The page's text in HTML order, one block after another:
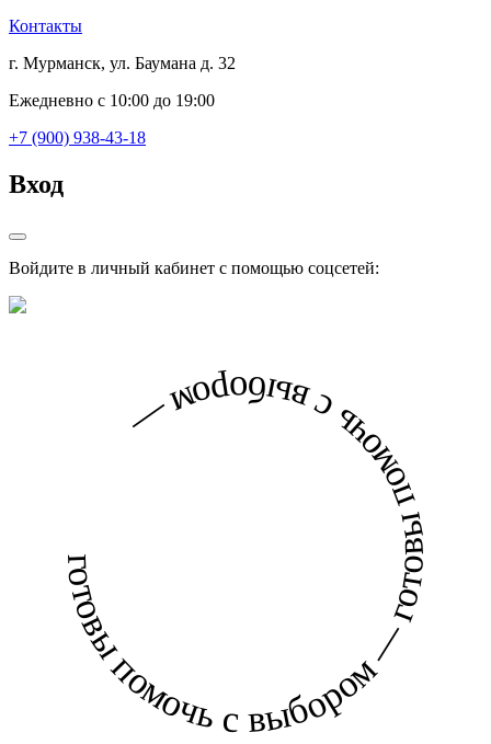
Контакты
г. Мурманск, ул. Баумана д. 32
Ежедневно с 10:00 до 19:00
+7 (900) 938-43-18
Вход
Войдите в личный кабинет с помощью соцсетей:
готовы помочь с выбором — готовы помочь с выбором —